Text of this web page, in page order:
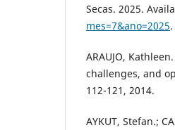
Secas. 2025.
mes=7&ano=2025
ARAUJO,
challenges, and
112-121, 2014.
AYKUT, Stefan.;